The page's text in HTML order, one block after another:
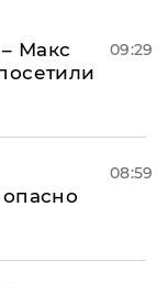
Макс
09:29
08:59